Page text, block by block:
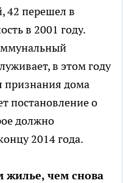
42 перешел в
в 2001 году.
в этом году
признания дома
постановление о
должно
2014 года.
жилье, чем снова